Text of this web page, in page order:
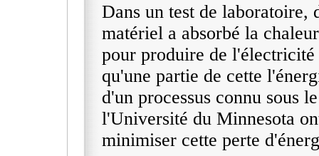
Dans un test de laboratoire,
matériel a absorbé la
pour produire de l'électricité
qu'une partie de cette
d'un processus connu sous
l'Université du Minnesota
minimiser cette perte